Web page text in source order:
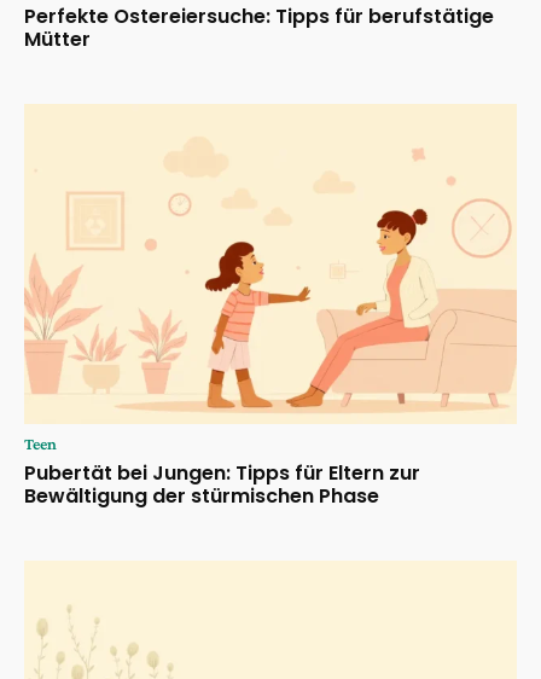
Perfekte Ostereiersuche: Tipps für berufstätige
Mütter
Teen
Pubertät bei Jungen: Tipps für Eltern zur
Bewältigung der stürmischen Phase